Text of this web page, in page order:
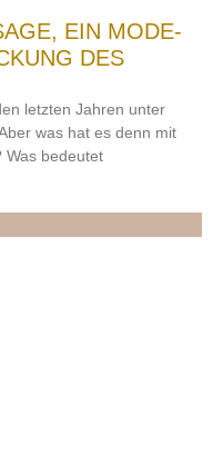
EIN MODE-
DES
letzten Jahren unter
was hat es denn mit
Was bedeutet